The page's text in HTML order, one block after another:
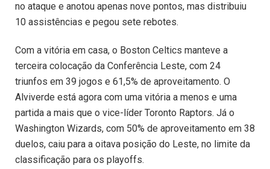
no ataque e anotou apenas nove pontos, mas distribuiu
10 assistências e pegou sete rebotes.
Com a vitória em casa, o Boston Celtics manteve a
terceira colocação da Conferência Leste, com 24
triunfos em 39 jogos e 61,5% de aproveitamento. O
Alviverde está agora com uma vitória a menos e uma
partida a mais que o vice-líder Toronto Raptors. Já o
Washington Wizards, com 50% de aproveitamento em 38
duelos, caiu para a oitava posição do Leste, no limite da
classificação para os playoffs.